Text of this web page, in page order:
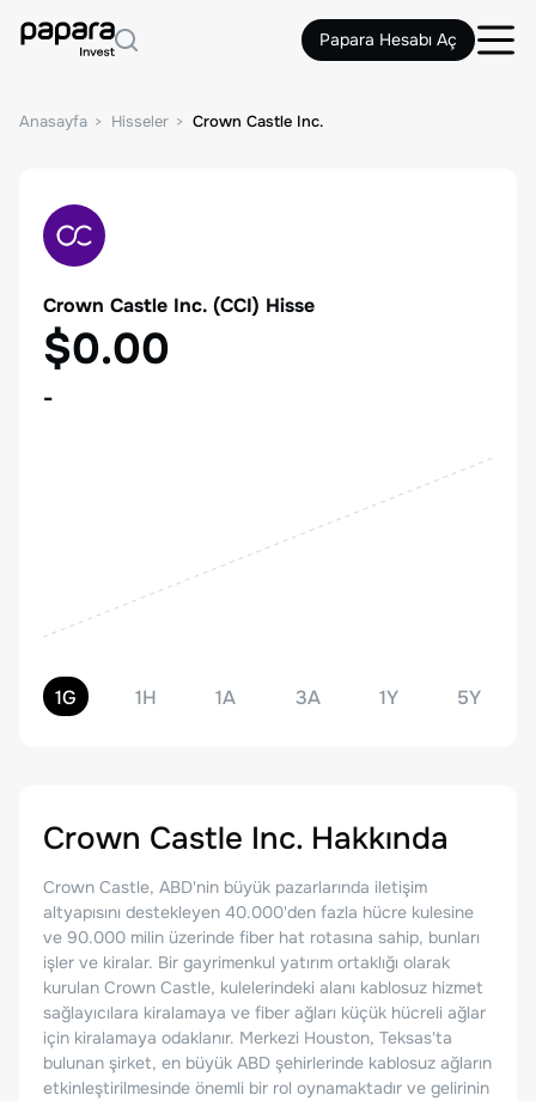
Papara Hesabı Aç
Anasayfa Hisseler Crown Castle Inc.
Crown Castle Inc. (CCI) Hisse
$0.00
-
1G 1H 1A 3A 1Y 5Y
Crown Castle Inc. Hakkında
Crown Castle, ABD'nin büyük pazarlarında iletişim
altyapısını destekleyen 40.000'den fazla hücre kulesine
ve 90.000 milin üzerinde fiber hat rotasına sahip, bunları
işler ve kiralar. Bir gayrimenkul yatırım ortaklığı olarak
kurulan Crown Castle, kulelerindeki alanı kablosuz hizmet
sağlayıcılara kiralamaya ve fiber ağları küçük hücreli ağlar
için kiralamaya odaklanır. Merkezi Houston, Teksas'ta
bulunan şirket, en büyük ABD şehirlerinde kablosuz ağların
etkinleştirilmesinde önemli bir rol oynamaktadır ve gelirinin